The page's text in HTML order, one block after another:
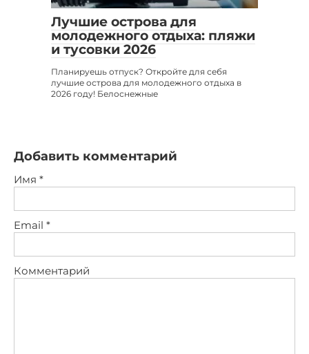
Лучшие острова для
молодежного отдыха: пляжи
и тусовки 2026
Планируешь отпуск? Откройте для себя
лучшие острова для молодежного отдыха в
2026 году! Белоснежные
Добавить комментарий
Имя *
Email *
Комментарий